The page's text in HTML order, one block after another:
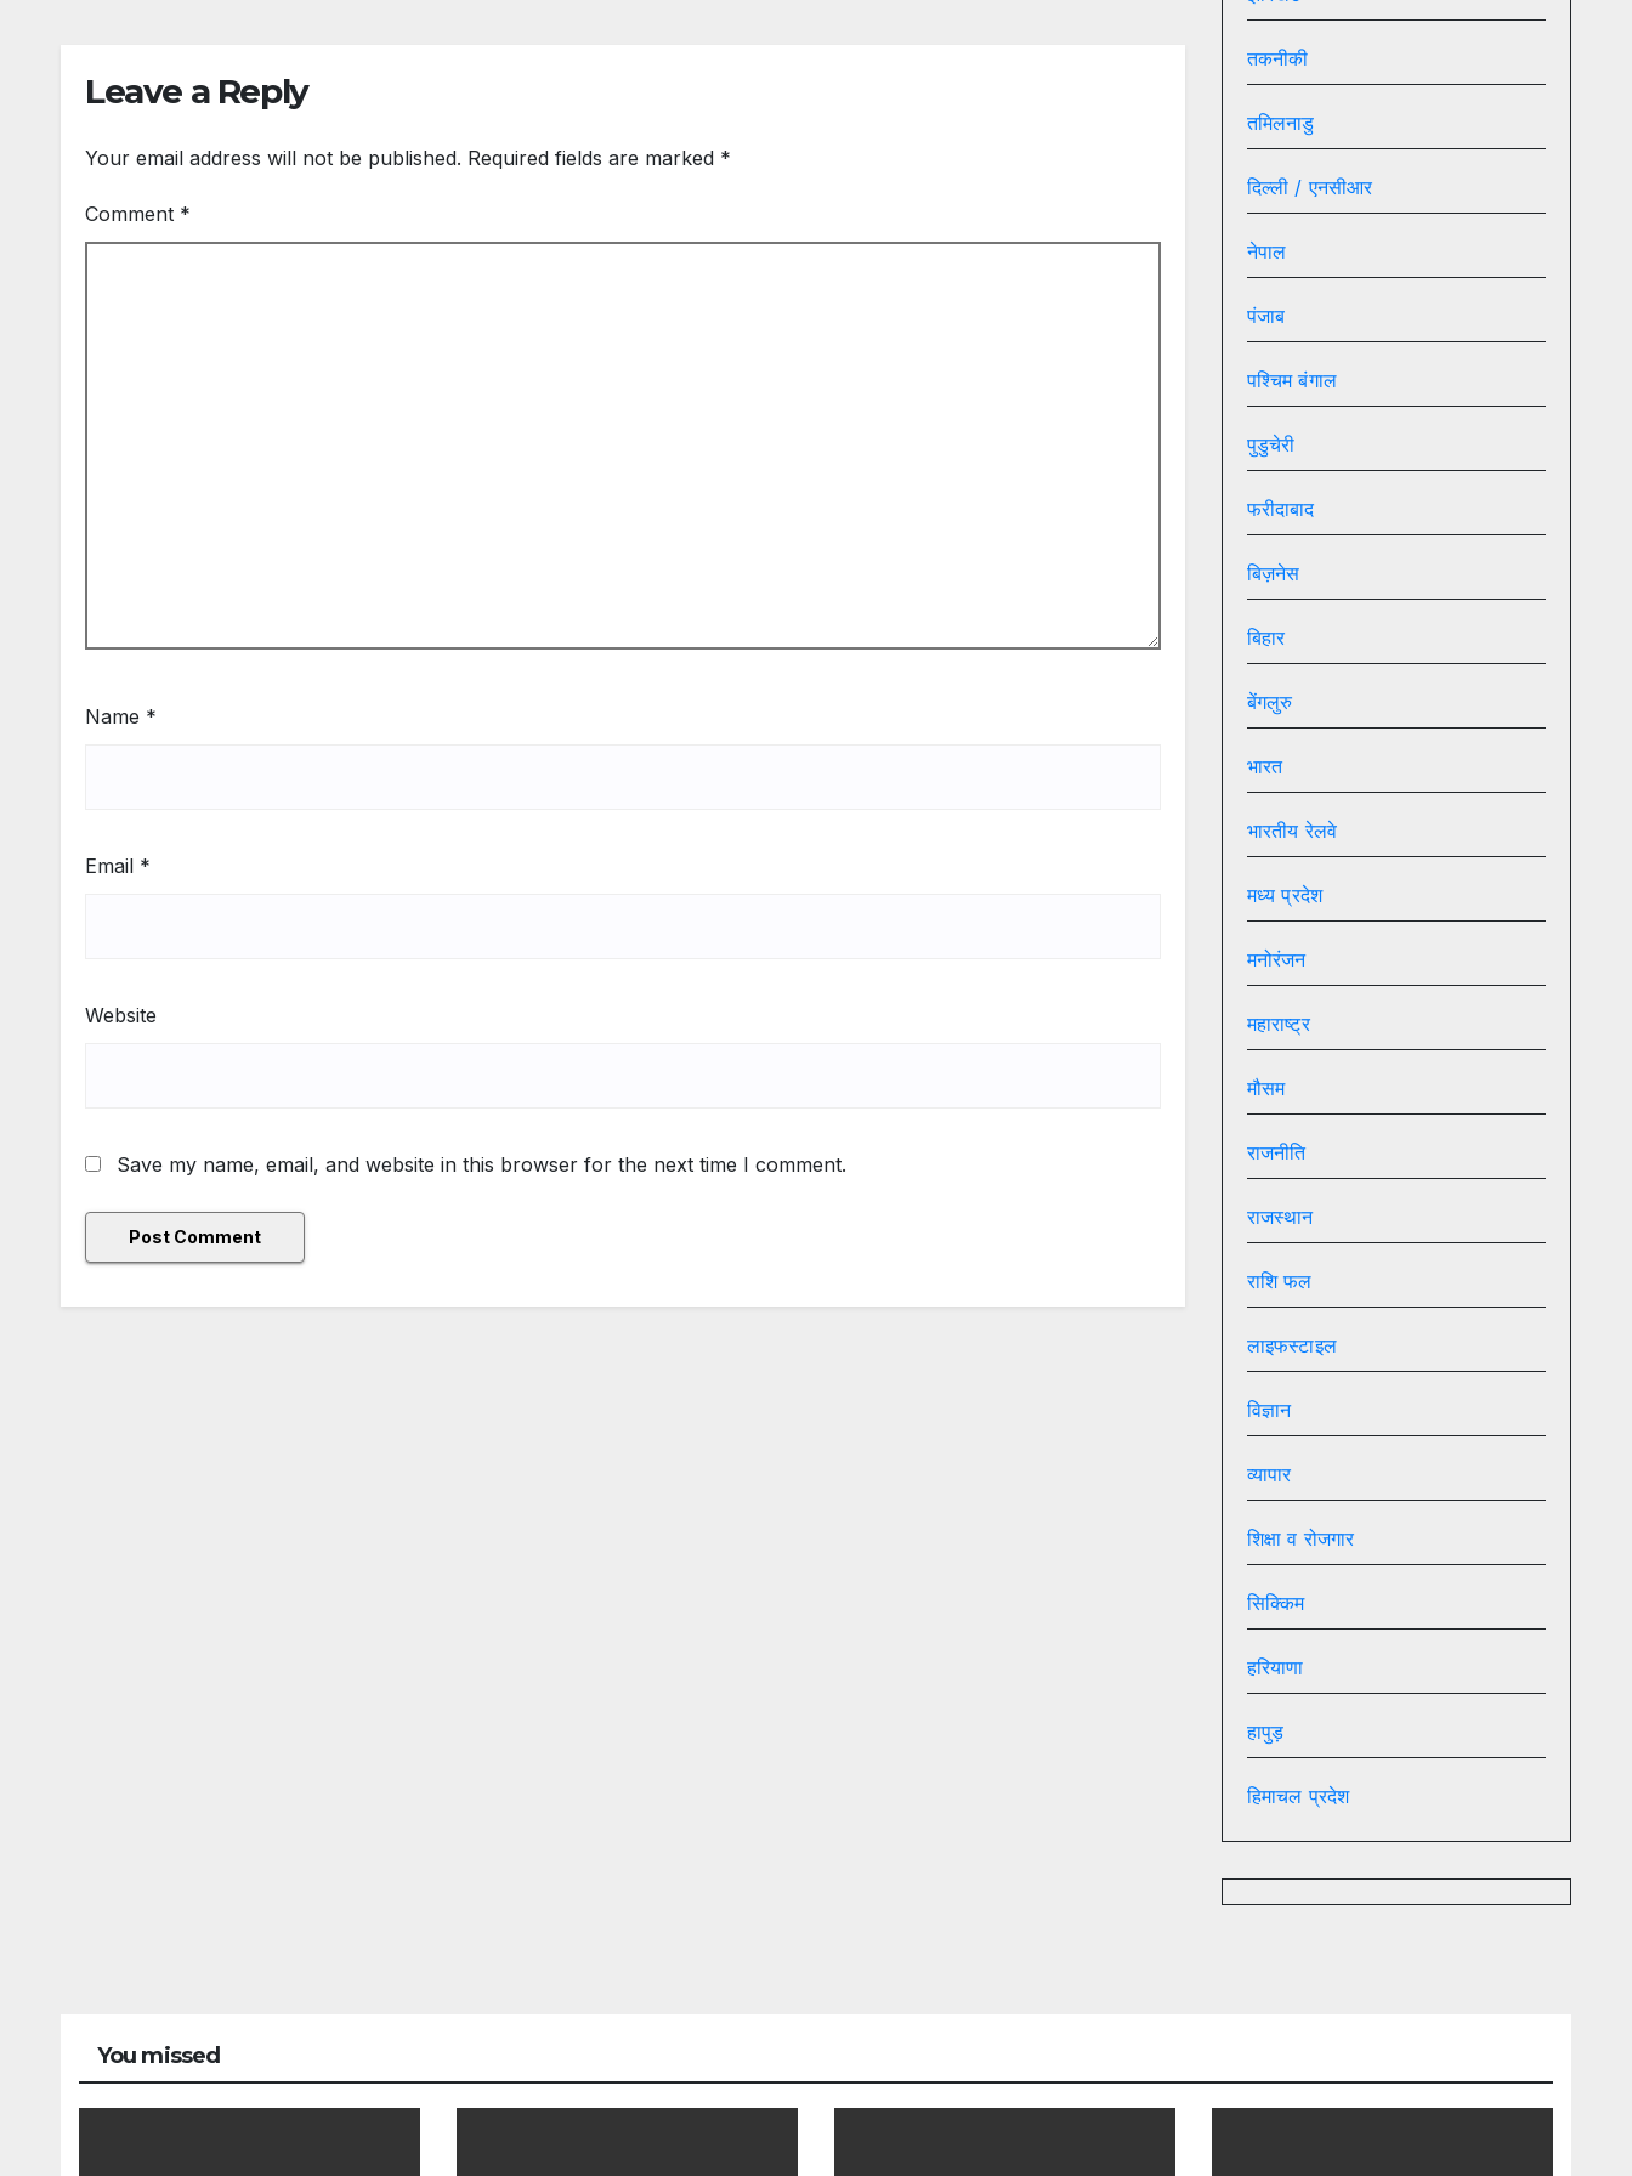
Leave a Reply
Your email address will not be published. Required fields are marked *
Comment *
Name *
Email *
Website
Save my name, email, and website in this browser for the next time I comment.
तकनीकी
तमिलनाडु
दिल्ली / एनसीआर
नेपाल
पंजाब
पश्चिम बंगाल
पुडुचेरी
फरीदाबाद
बिज़नेस
बिहार
बेंगलुरु
भारत
भारतीय रेलवे
मध्य प्रदेश
मनोरंजन
महाराष्ट्र
मौसम
राजनीति
राजस्थान
राशि फल
लाइफस्टाइल
विज्ञान
व्यापार
शिक्षा व रोजगार
सिक्किम
हरियाणा
हापुड़
हिमाचल प्रदेश
You missed